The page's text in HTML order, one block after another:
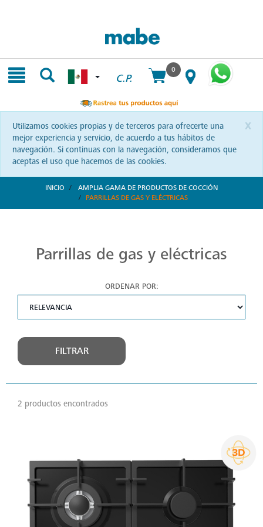
C.P.
0
x
Utilizamos cookies propias y de terceros para ofrecerte una
mejor experiencia y servicio, de acuerdo a tus hábitos de
navegación. Si continuas con la navegación, consideramos que
aceptas el uso que hacemos de las cookies.
INICIO
AMPLIA GAMA DE PRODUCTOS DE COCCIÓN
PARRILLAS DE GAS Y ELÉCTRICAS
Parrillas de gas y eléctricas
ORDENAR POR:
FILTRAR
2 productos encontrados